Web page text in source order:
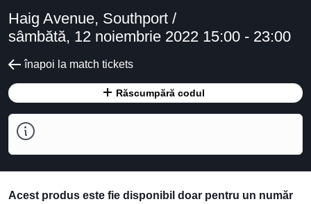
Haig Avenue, Southport /
sâmbătă, 12 noiembrie 2022 15:00 - 23:00
înapoi la match tickets
Răscumpără codul
Acest produs este fie disponibil doar pentru un număr